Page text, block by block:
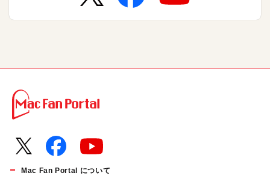
Mac Fan Portal について